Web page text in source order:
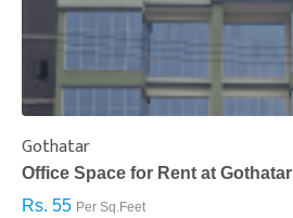
Gothatar
Office Space for Rent at Gothatar
Rs. 55 Per Sq.Feet